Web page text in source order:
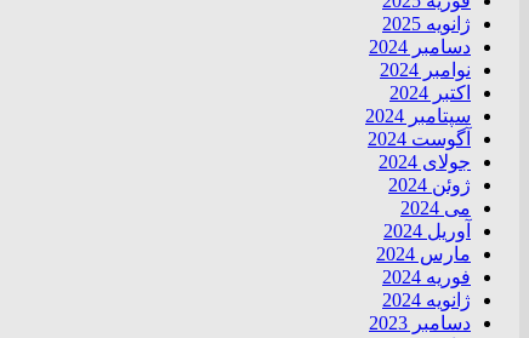
ژانویه 2025
دسامبر 2024
نوامبر 2024
اکتبر 2024
سپتامبر 2024
آگوست 2024
جولای 2024
ژوئن 2024
می 2024
آوریل 2024
مارس 2024
فوریه 2024
ژانویه 2024
دسامبر 2023